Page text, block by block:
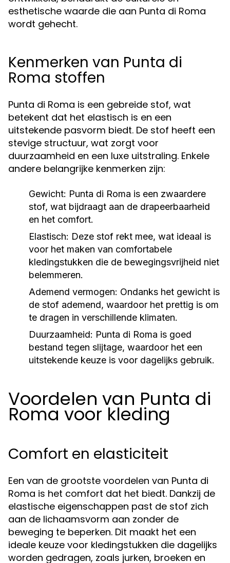
esthetische waarde die aan Punta di Roma
wordt gehecht.
Kenmerken van Punta di
Roma stoffen
Punta di Roma is een gebreide stof, wat
betekent dat het elastisch is en een
uitstekende pasvorm biedt. De stof heeft een
stevige structuur, wat zorgt voor
duurzaamheid en een luxe uitstraling. Enkele
andere belangrijke kenmerken zijn:
Gewicht: Punta di Roma is een zwaardere
stof, wat bijdraagt aan de drapeerbaarheid
en het comfort.
Elastisch: Deze stof rekt mee, wat ideaal is
voor het maken van comfortabele
kledingstukken die de bewegingsvrijheid niet
belemmeren.
Ademend vermogen: Ondanks het gewicht is
de stof ademend, waardoor het prettig is om
te dragen in verschillende klimaten.
Duurzaamheid: Punta di Roma is goed
bestand tegen slijtage, waardoor het een
uitstekende keuze is voor dagelijks gebruik.
Voordelen van Punta di
Roma voor kleding
Comfort en elasticiteit
Een van de grootste voordelen van Punta di
Roma is het comfort dat het biedt. Dankzij de
elastische eigenschappen past de stof zich
aan de lichaamsvorm aan zonder de
beweging te beperken. Dit maakt het een
ideale keuze voor kledingstukken die dagelijks
worden gedragen, zoals jurken, broeken en